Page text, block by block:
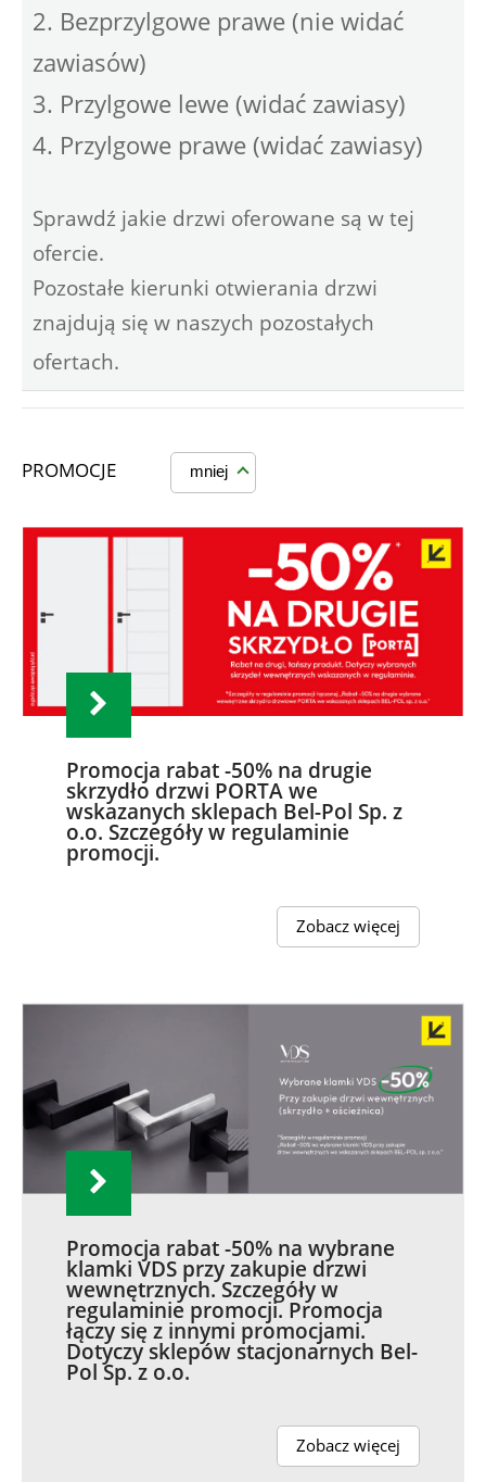
2. Bezprzylgowe prawe (nie widać
zawiasów)
3. Przylgowe lewe (widać zawiasy)
4. Przylgowe prawe (widać zawiasy)
Sprawdź jakie drzwi oferowane są w tej
ofercie.
Pozostałe kierunki otwierania drzwi
znajdują się w naszych pozostałych
ofertach.
PROMOCJE mniej
Promocja rabat -50% na drugie
skrzydło drzwi PORTA we
wskazanych sklepach Bel-Pol Sp. z
o.o. Szczegóły w regulaminie
promocji.
Zobacz więcej
Promocja rabat -50% na wybrane
klamki VDS przy zakupie drzwi
wewnętrznych. Szczegóły w
regulaminie promocji. Promocja
łączy się z innymi promocjami.
Dotyczy sklepów stacjonarnych Bel-
Pol Sp. z o.o.
Zobacz więcej